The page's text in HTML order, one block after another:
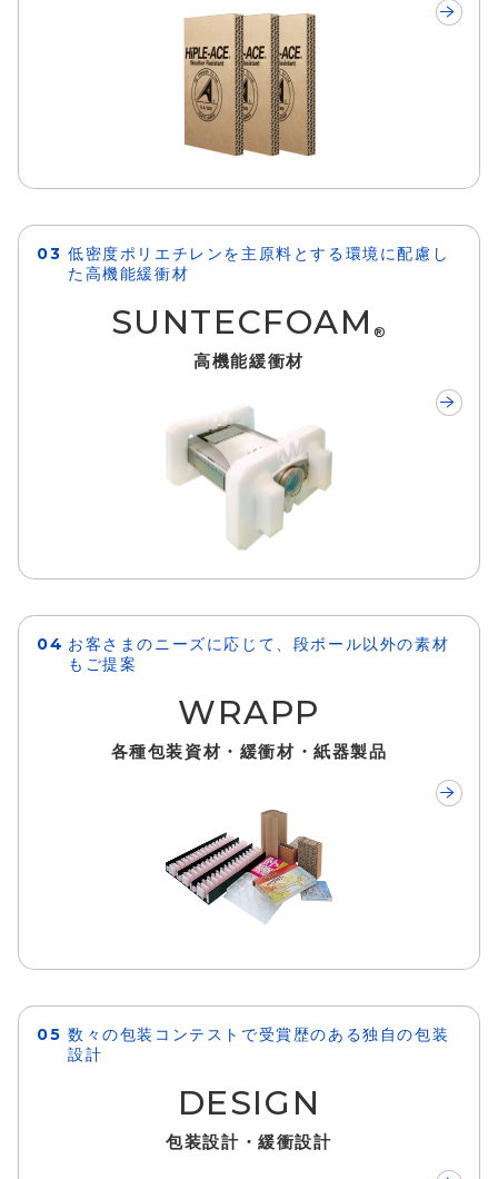
低密度ポリエチレンを主原料とする環境に配慮し
た高機能緩衝材
SUNTECFOAM ®
高機能緩衝材
お客さまのニーズに応じて、段ボール以外の素材
もご提案
WRAPP
各種包装資材・緩衝材・紙器製品
数々の包装コンテストで受賞歴のある独自の包装
設計
DESIGN
包装設計・緩衝設計